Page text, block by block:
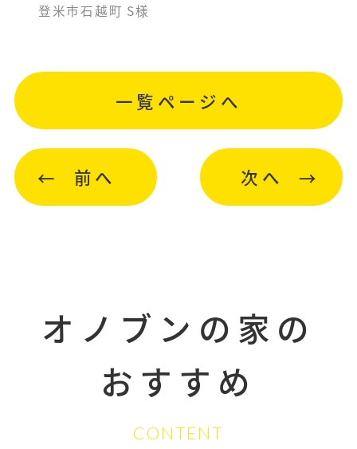
登米市石越町 S様
前へ
一覧ページへ
次へ
オノブンの家の
おすすめ
CONTENT